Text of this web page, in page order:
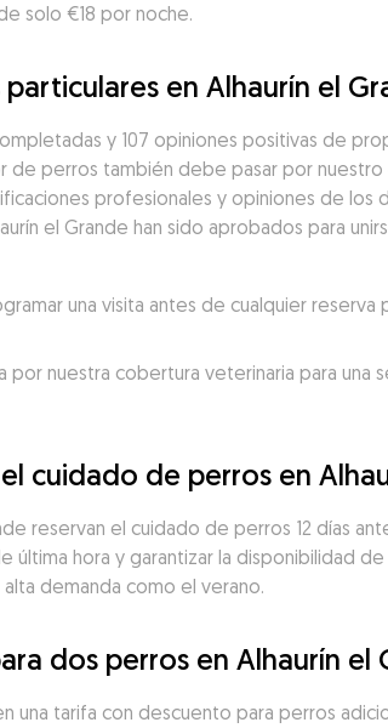
solo €18 por noche.
en Alhaurín el
y 107 opiniones positivas de
perros también debe pasar por
profesionales y opiniones de los
el Grande han sido aprobados para
una visita antes de cualquier reserva
nuestra cobertura veterinaria para una
cuidado de perros en
reservan el cuidado de perros 12 días
última hora y garantizar la disponibilidad
demanda como el verano.
dos perros en Alhaurín el
una tarifa con descuento para perros